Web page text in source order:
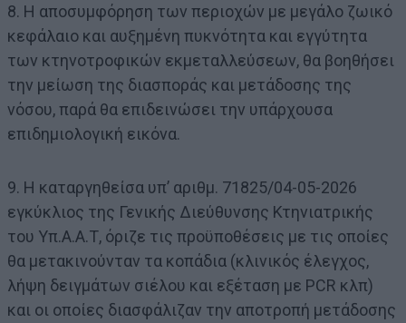
8. Η αποσυμφόρηση των περιοχών με μεγάλο ζωικό
κεφάλαιο και αυξημένη πυκνότητα και εγγύτητα
των κτηνοτροφικών εκμεταλλεύσεων, θα βοηθήσει
την μείωση της διασποράς και μετάδοσης της
νόσου, παρά θα επιδεινώσει την υπάρχουσα
επιδημιολογική εικόνα.
9. Η καταργηθείσα υπ’ αριθμ. 71825/04-05-2026
εγκύκλιος της Γενικής Διεύθυνσης Κτηνιατρικής
του Υπ.Α.Α.Τ, όριζε τις προϋποθέσεις με τις οποίες
θα μετακινούνταν τα κοπάδια (κλινικός έλεγχος,
λήψη δειγμάτων σιέλου και εξέταση με PCR κλπ)
και οι οποίες διασφάλιζαν την αποτροπή μετάδοσης